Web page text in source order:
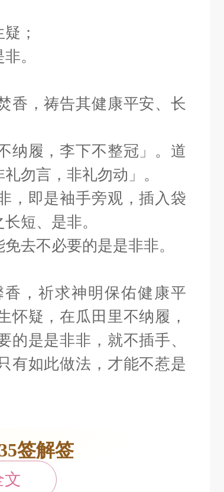
；
。
香，祷告其健康平安、长
纳履，李下不整冠」。道
勿言，非礼勿动」。
，即是袖手旁观，插入袋
短、是非。
去不必要的是是非非。
，祈求神明保佑健康平
怀疑，在瓜田里不纳履，
的是是非非，就不插手、
有如此做法，才能不惹是
签解签
文